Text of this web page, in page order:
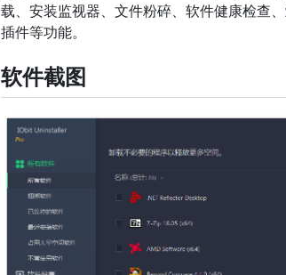
载、安装监视器、文件粉碎、软件健康检查
插件等功能。
软件截图